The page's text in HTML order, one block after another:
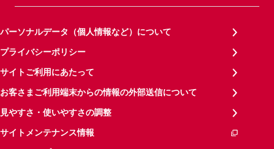
パーソナルデータ（個人情報など）について
プライバシーポリシー
サイトご利用にあたって
お客さまご利用端末からの情報の外部送信について
見やすさ・使いやすさの調整
サイトメンテナンス情報